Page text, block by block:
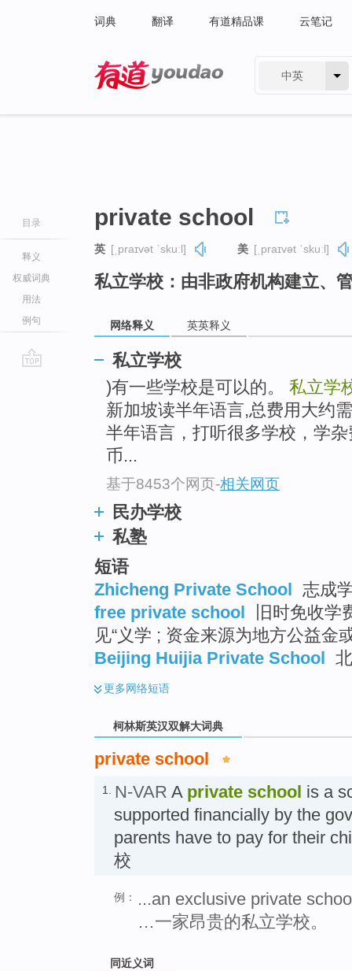
词典 翻译 有道精品课 云笔记
中英
目录
释义
权威词典
用法
例句
private school
英 [ˌpraɪvət ˈskuːl] 美 [ˌpraɪvət ˈskuːl]
私立学校：由非政府机构建立、
网络释义 英英释义
私立学校
)有一些学校是可以的。 私立学
新加坡读半年语言,总费用大约
半年语言，打听很多学校，学
币...
基于8453个网页-相关网页
民办学校
私塾
短语
Zhicheng Private School
志成
free private school
旧时免收学
见“义学 ; 资金来源为地方公益金
Beijing Huijia Private School
更多网络短语
柯林斯英汉双解大词典
private school
1. N-VAR A private school is a
supported financially by the
parents have to pay for their
校
例：
...an exclusive private
…一家昂贵的私立学校。
同近义词